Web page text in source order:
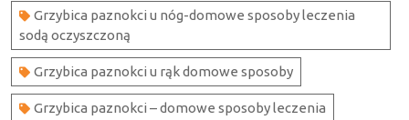
Grzybica paznokci u nóg-domowe sposoby leczenia
sodą oczyszczoną
Grzybica paznokci u rąk domowe sposoby
Grzybica paznokci – domowe sposoby leczenia